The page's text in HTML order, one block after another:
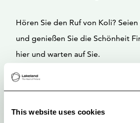
This website uses cookies
Hören Sie den Ruf von Koli?
und genießen Sie die Schönheit
hier und warten auf Sie.